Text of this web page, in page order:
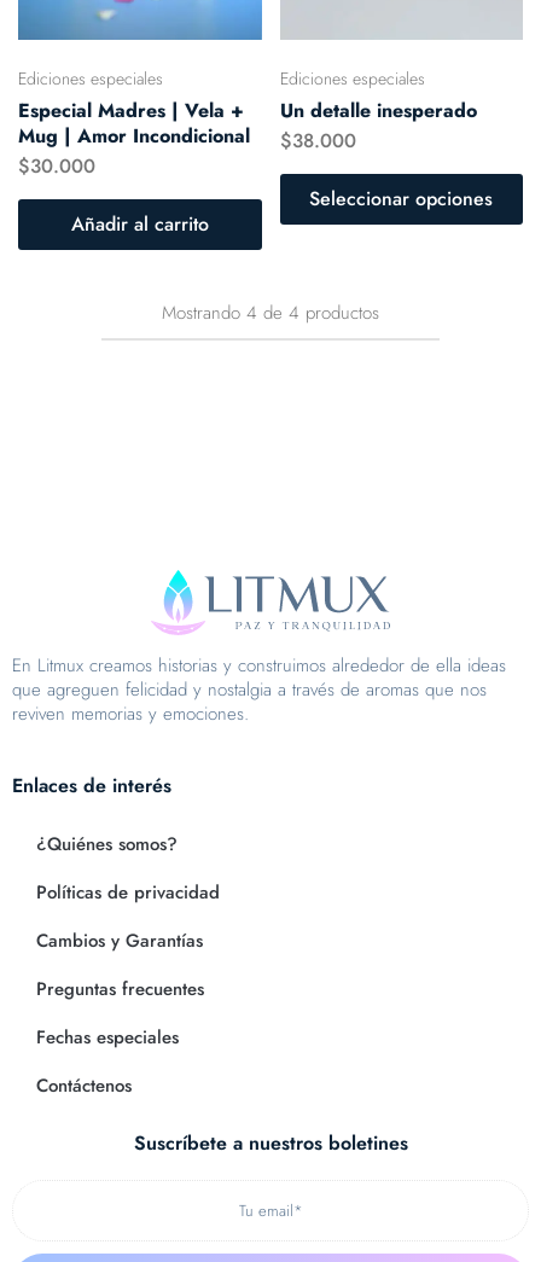
Ediciones especiales
Especial Madres | Vela +
Mug | Amor Incondicional
$30.000
Añadir al carrito
Ediciones especiales
Un detalle inesperado
$38.000
Seleccionar opciones
Mostrando 4 de 4 productos
En Litmux creamos historias y construimos alrededor de ella ideas
que agreguen felicidad y nostalgia a través de aromas que nos
reviven memorias y emociones.
Enlaces de interés
¿Quiénes somos?
Políticas de privacidad
Cambios y Garantías
Preguntas frecuentes
Fechas especiales
Contáctenos
Suscríbete a nuestros boletines